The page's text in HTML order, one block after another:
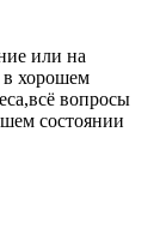
или на
в хорошем
вопросы
состоянии